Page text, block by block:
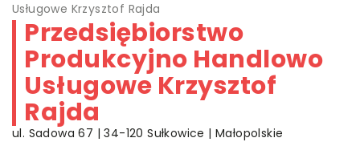
Usługowe Krzysztof Rajda
Przedsiębiorstwo
Produkcyjno Handlowo
Usługowe Krzysztof
Rajda
ul. Sadowa 67 | 34-120 Sułkowice | Małopolskie